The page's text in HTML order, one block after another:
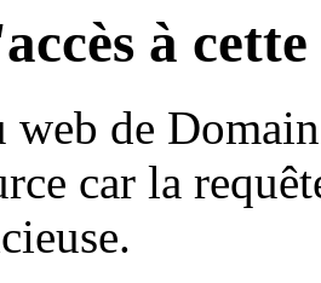
à
web de
car la